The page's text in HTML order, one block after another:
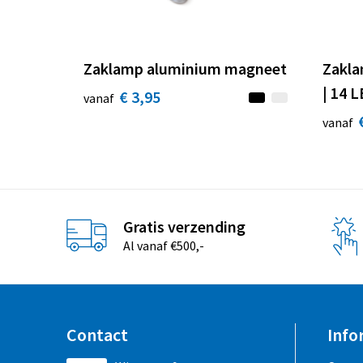
Zaklamp aluminium magneet
vanaf € 3,95
| 14
vanaf
Gratis verzending
Al vanaf €500,-
Contact